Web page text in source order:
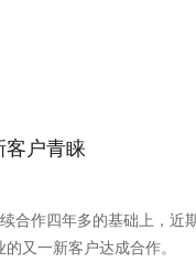
客户青睐
合作四年多的基础上，近
又一新客户达成合作。